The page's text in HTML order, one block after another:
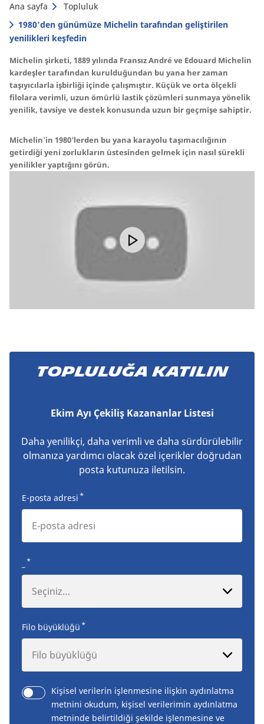
Ana sayfa
Topluluk
1980'den günümüze Michelin tarafından geliştirilen
yenilikleri keşfedin
Michelin şirketi, 1889 yılında Fransız André ve Edouard Michelin
kardeşler tarafından kurulduğundan bu yana her zaman
taşıyıcılarla işbirliği içinde çalışmıştır. Küçük ve orta ölçekli
filolara verimli, uzun ömürlü lastik çözümleri sunmaya yönelik
yenilik, tavsiye ve destek konusunda uzun bir geçmişe sahiptir.
Michelin'in 1980'lerden bu yana karayolu taşımacılığının
getirdiği yeni zorlukların üstesinden gelmek için nasıl sürekli
yenilikler yaptığını görün.
TOPLULUĞA KATILIN
Ekim Ayı Çekiliş Kazananlar Listesi
Daha yenilikçi, daha verimli ve daha sürdürülebilir
olmanıza yardımcı olacak özel içerikler doğrudan
posta kutunuza iletilsin.
E-posta adresi *
*
Seçiniz…
Filo büyüklüğü *
Filo büyüklüğü
Kişisel verilerin işlenmesine ilişkin aydınlatma
metnini okudum, kişisel verilerimin aydınlatma
metninde belirtildiği şekilde işlenmesine ve